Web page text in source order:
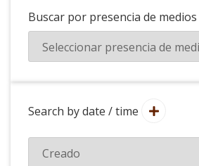
Buscar por presencia de medios
Search by date / time